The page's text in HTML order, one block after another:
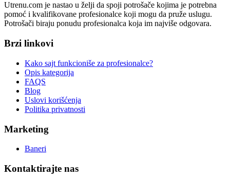
Utrenu.com je nastao u želji da spoji potrošače kojima je potrebna
pomoć i kvalifikovane profesionalce koji mogu da pruže uslugu.
Potrošači biraju ponudu profesionalca koja im najviše odgovara.
Brzi linkovi
Kako sajt funkcioniše za profesionalce?
Opis kategorija
FAQS
Blog
Uslovi korišćenja
Politika privatnosti
Marketing
Baneri
Kontaktirajte nas